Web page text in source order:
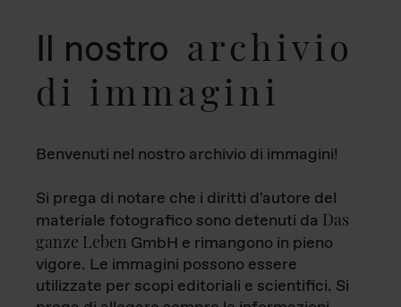
Il nostro archivio
di immagini
Benvenuti nel nostro archivio di immagini!
Si prega di notare che i diritti d'autore del
materiale fotografico sono detenuti da Das
ganze Leben GmbH e rimangono in pieno
vigore. Le immagini possono essere
utilizzate per scopi editoriali e scientifici. Si